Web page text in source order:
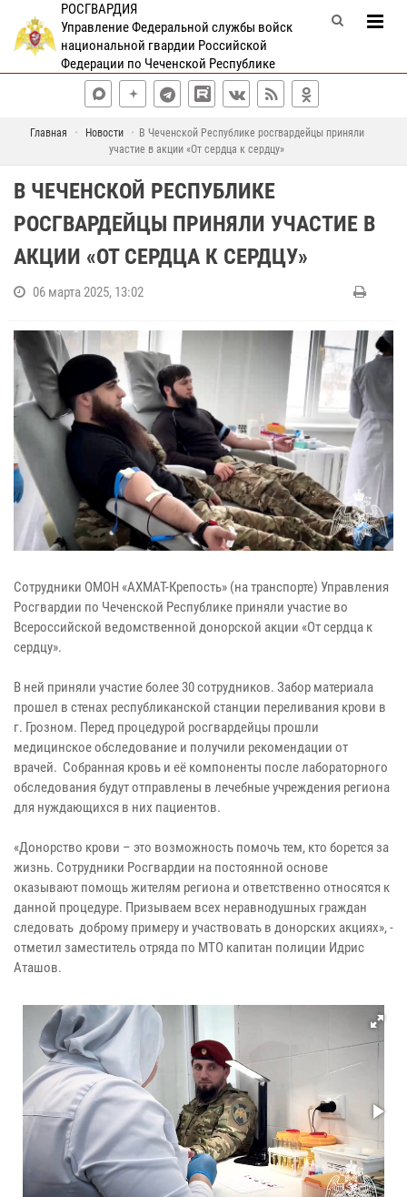
РОСГВАРДИЯ
Управление Федеральной службы войск
национальной гвардии Российской
Федерации по Чеченской Республике
Главная Новости
В Чеченской Республике росгвардейцы приняли
участие в акции «От сердца к сердцу»
В ЧЕЧЕНСКОЙ РЕСПУБЛИКЕ
РОСГВАРДЕЙЦЫ ПРИНЯЛИ УЧАСТИЕ В
АКЦИИ «ОТ СЕРДЦА К СЕРДЦУ»
06 марта 2025, 13:02
Сотрудники ОМОН «АХМАТ-Крепость» (на транспорте) Управления
Росгвардии по Чеченской Республике приняли участие во
Всероссийской ведомственной донорской акции «От сердца к
сердцу».
В ней приняли участие более 30 сотрудников. Забор материала
прошел в стенах республиканской станции переливания крови в
г. Грозном. Перед процедурой росгвардейцы прошли
медицинское обследование и получили рекомендации от
врачей. Собранная кровь и её компоненты после лабораторного
обследования будут отправлены в лечебные учреждения региона
для нуждающихся в них пациентов.
«Донорство крови – это возможность помочь тем, кто борется за
жизнь. Сотрудники Росгвардии на постоянной основе
оказывают помощь жителям региона и ответственно относятся к
данной процедуре. Призываем всех неравнодушных граждан
следовать доброму примеру и участвовать в донорских акциях», -
отметил заместитель отряда по МТО капитан полиции Идрис
Аташов.